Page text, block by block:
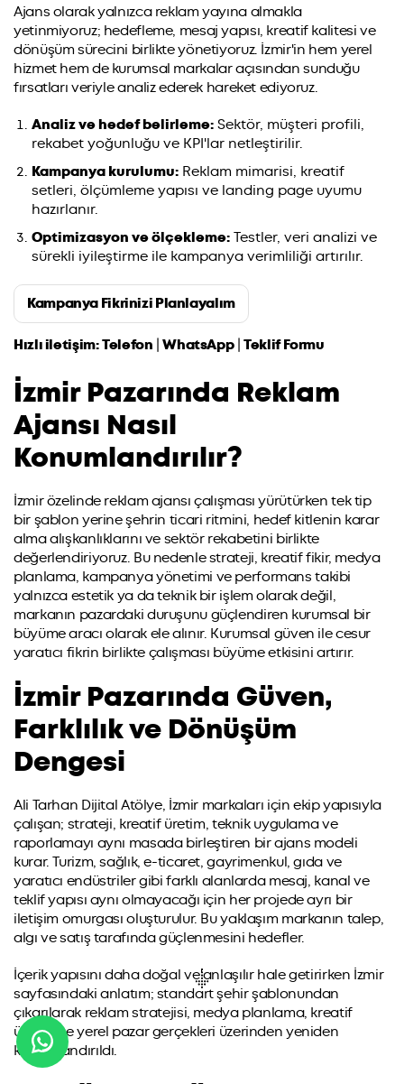
Ajans olarak yalnızca reklam yayına almakla
yetinmiyoruz; hedefleme, mesaj yapısı, kreatif kalitesi ve
dönüşüm sürecini birlikte yönetiyoruz. İzmir'in hem yerel
hizmet hem de kurumsal markalar açısından sunduğu
fırsatları veriyle analiz ederek hareket ediyoruz.
Analiz ve hedef belirleme: Sektör, müşteri profili,
rekabet yoğunluğu ve KPI'lar netleştirilir.
Kampanya kurulumu: Reklam mimarisi, kreatif
setleri, ölçümleme yapısı ve landing page uyumu
hazırlanır.
Optimizasyon ve ölçekleme: Testler, veri analizi ve
sürekli iyileştirme ile kampanya verimliliği artırılır.
Kampanya Fikrinizi Planlayalım
Hızlı iletişim:Telefon |WhatsApp|Teklif Formu
İzmir Pazarında Reklam
Ajansı Nasıl
Konumlandırılır?
İzmir özelinde reklam ajansı çalışması yürütürken tek tip
bir şablon yerine şehrin ticari ritmini, hedef kitlenin karar
alma alışkanlıklarını ve sektör rekabetini birlikte
değerlendiriyoruz. Bu nedenle strateji, kreatif fikir, medya
planlama, kampanya yönetimi ve performans takibi
yalnızca estetik ya da teknik bir işlem olarak değil,
markanın pazardaki duruşunu güçlendiren kurumsal bir
büyüme aracı olarak ele alınır. Kurumsal güven ile cesur
yaratıcı fikrin birlikte çalışması büyüme etkisini artırır.
İzmir Pazarında Güven,
Farklılık ve Dönüşüm
Dengesi
Ali Tarhan Dijital Atölye, İzmir markaları için ekip yapısıyla
çalışan; strateji, kreatif üretim, teknik uygulama ve
raporlamayı aynı masada birleştiren bir ajans modeli
kurar. Turizm, sağlık, e-ticaret, gayrimenkul, gıda ve
yaratıcı endüstriler gibi farklı alanlarda mesaj, kanal ve
teklif yapısı aynı olmayacağı için her projede ayrı bir
iletişim omurgası oluşturulur. Bu yaklaşım markanın talep,
algı ve satış tarafında güçlenmesini hedefler.
İçerik yapısını daha doğal ve anlaşılır hale getirirken İzmir
sayfasındaki anlatım; standart şehir şablonundan
çıkarılarak reklam stratejisi, medya planlama, kreatif
üretim ve yerel pazar gerçekleri üzerinden yeniden
konumlandırıldı.